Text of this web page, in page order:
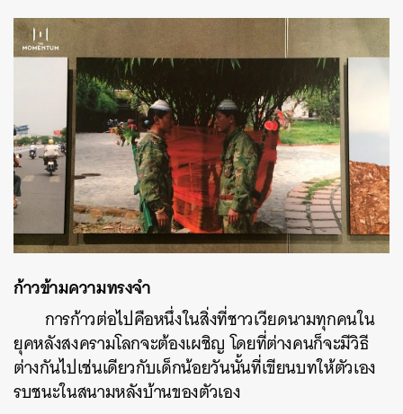
ก้าวข้ามความทรงจำ
การก้าวต่อไปคือหนึ่งในสิ่งที่ชาวเวียดนามทุกคนใน
ยุคหลังสงครามโลกจะต้องเผชิญ โดยที่ต่างคนก็จะมีวิธี
ต่างกันไปเช่นเดียวกับเด็กน้อยวันนั้นที่เขียนบทให้ตัวเอง
รบชนะในสนามหลังบ้านของตัวเอง